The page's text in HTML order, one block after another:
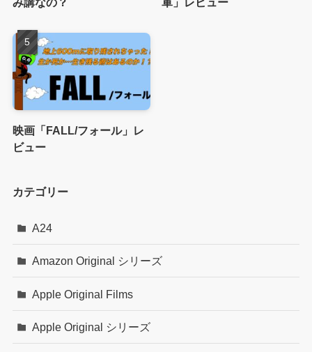
映画「FALL/フォール」レ
ビュー
カテゴリー
A24
Amazon Original シリーズ
Apple Original Films
Apple Original シリーズ